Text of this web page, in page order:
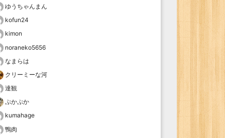
ゆうちゃんまん
kofun24
kimon
noraneko5656
なまらは
クリーミーな河
達観
ぷかぷか
kumahage
鴨肉